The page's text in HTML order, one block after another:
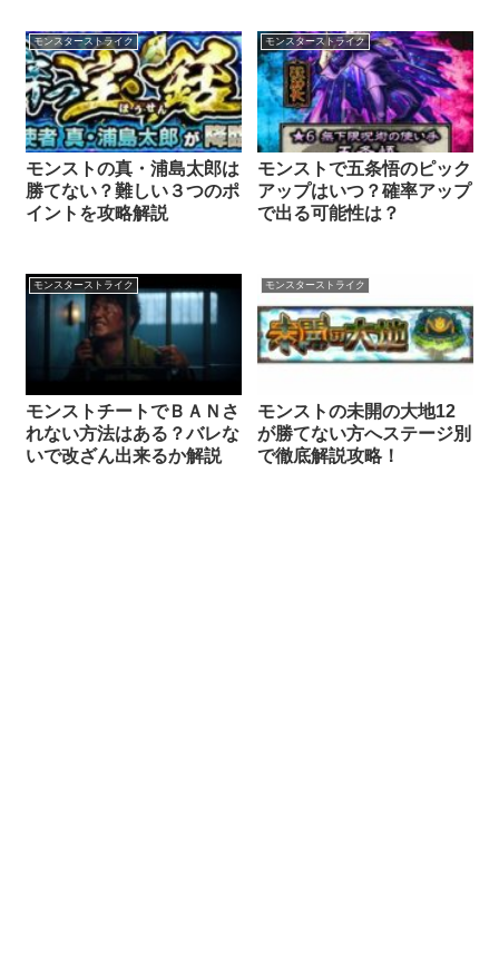
モンスターストライク
モンストの真・浦島太郎は
勝てない？難しい３つのポ
イントを攻略解説
モンスターストライク
モンストで五条悟のピック
アップはいつ？確率アップ
で出る可能性は？
モンスターストライク
モンストチートでＢＡＮさ
れない方法はある？バレな
いで改ざん出来るか解説
モンスターストライク
モンストの未開の大地12
が勝てない方へステージ別
で徹底解説攻略！